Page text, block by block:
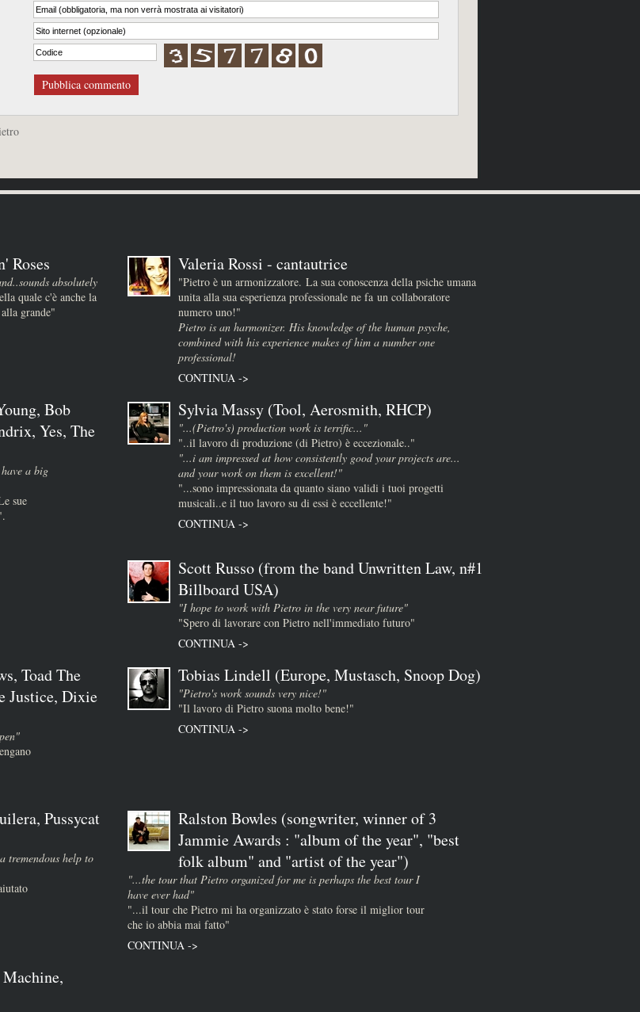
Pubblica commento
Roses
absolutely
quale c'è anche la
grande"
Valeria Rossi - cantautrice
"Pietro è un armonizzatore. La sua conoscenza della psiche umana
unita alla sua esperienza professionale ne fa un collaboratore
numero uno!"
Pietro is an harmonizer. His knowledge of the human psyche,
combined with his experience makes of him a number one
professional!
CONTINUA ->
Bob
Yes, The
a big
sue
Sylvia Massy (Tool, Aerosmith, RHCP)
"...(Pietro's) production work is terrific..."
"..il lavoro di produzione (di Pietro) è eccezionale.."
"...i am impressed at how consistently good your projects are...
and your work on them is excellent!"
"...sono impressionata da quanto siano validi i tuoi progetti
musicali..e il tuo lavoro su di essi è eccellente!"
CONTINUA ->
Scott Russo (from the band Unwritten Law, n#1
Billboard USA)
"I hope to work with Pietro in the very near future"
"Spero di lavorare con Pietro nell'immediato futuro"
CONTINUA ->
Toad The
Justice, Dixie
Tobias Lindell (Europe, Mustasch, Snoop Dog)
"Pietro's work sounds very nice!"
"Il lavoro di Pietro suona molto bene!"
CONTINUA ->
Pussycat
tremendous help to
Ralston Bowles (songwriter, winner of 3
Jammie Awards : "album of the year", "best
folk album" and "artist of the year")
"...the tour that Pietro organized for me is perhaps the best tour I
have ever had"
"...il tour che Pietro mi ha organizzato è stato forse il miglior tour
che io abbia mai fatto"
CONTINUA ->